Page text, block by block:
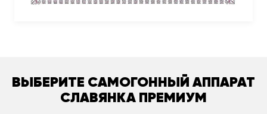
ВЫБЕРИТЕ САМОГОННЫЙ АППАРАТ
СЛАВЯНКА ПРЕМИУМ